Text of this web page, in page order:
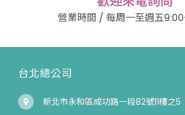
營業時間 / 每周一至週五
台北總公司
新北市永和區成功路一段82號11樓之5